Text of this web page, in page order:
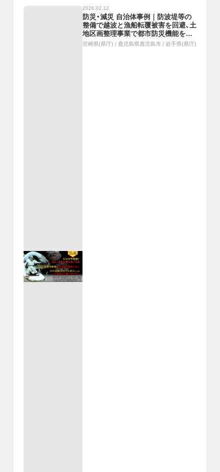
2026.02.12
防災・減災 自治体事例｜防波堤等の
整備で越波と漁船転覆被害を回避、土
地区画整理事業で都市防災機能を向
上、旧松尾銅山坑内水流出による水質
宮崎県(県庁) / 鹿児島県鹿児島市 / 岩手県(県庁)